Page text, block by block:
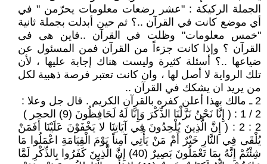
الجملة الركيكة : "عشر رضعات معلومات يحرّمن " في
أي موضع كانت في القرآن ..؟ ثم حين أبدلت بجملة ثانية
"خمس معلومات" وظلت في القرآن ..فاين هى فى
القرآن ؟ وإذا كانت جزءاً من القرآن فمن المسئول عن
ضياعها ..؟ أسئلة كثيرة وليست هناك إجابة عليها ، لأن
تلك الرواية لا أصل لها ، وان كانت تعتبر فرصة ذهبية لكل
من يريد ان يشكك في القرآن ..
2 ـ مالك بهذا أعلن كفره بالقرآن الكريم . قال جل وعلا :
2 / 1 : ( إِنَّا نَحْنُ نَزَّلْنَا الذِّكْرَ وَإِنَّا لَهُ لَحَافِظُونَ (9) الحجر )
2 : 2 : ( إِنَّ الَّذِينَ يُلْحِدُونَ فِي آيَاتِنَا لا يَخْفَوْنَ عَلَيْنَا أَفَمَنْ
يُلْقَى فِي النَّارِ خَيْرٌ أَمْ مَنْ يَأْتِي آمِناً يَوْمَ الْقِيَامَةِ اعْمَلُوا مَا
شِئْتُمْ إِنَّهُ بِمَا تَعْمَلُونَ بَصِيرٌ (40) إِنَّ الَّذِينَ كَفَرُوا بِالذِّكْرِ لَمَّا